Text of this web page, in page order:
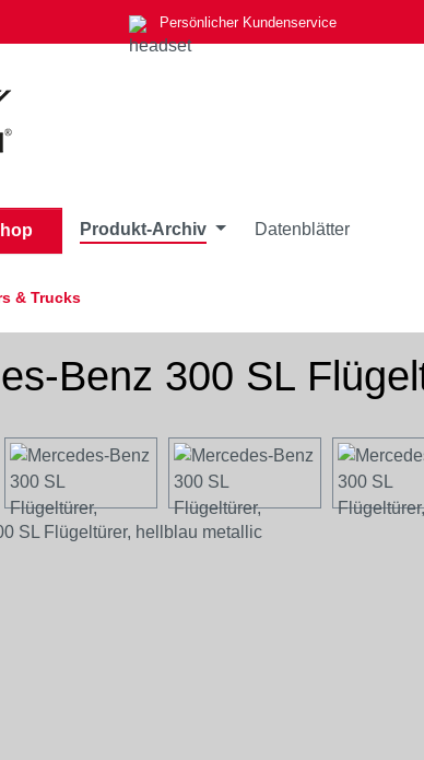
springen Persönlicher Kundenservice
Produkt-Archiv Datenblätter
& Trucks
Benz 300 SL